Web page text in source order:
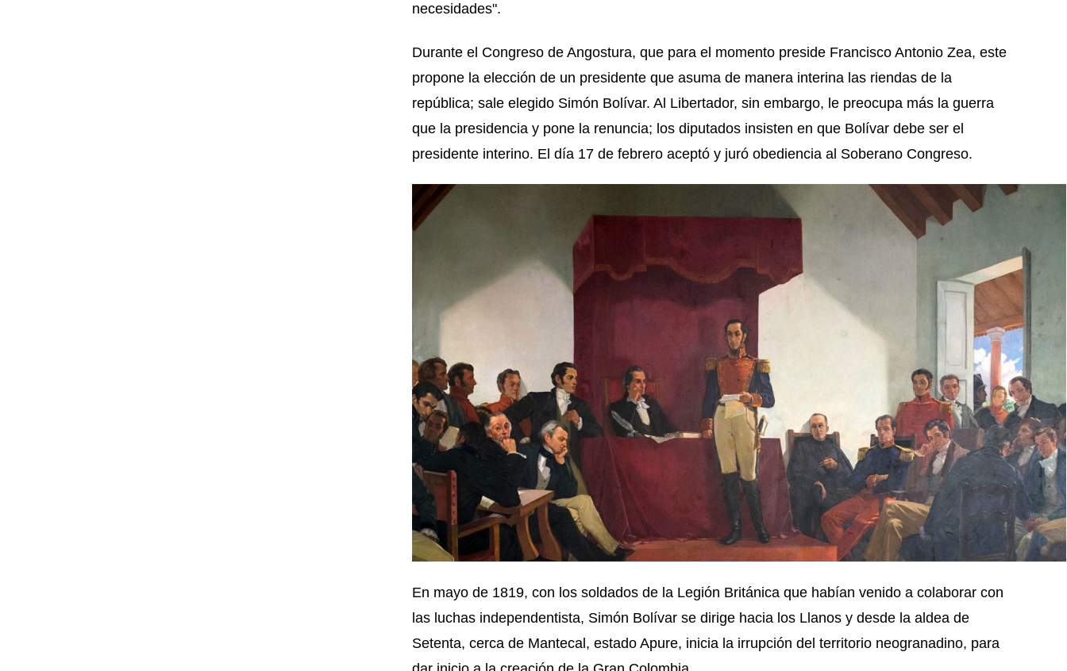
necesidades".
Durante el Congreso de Angostura, que para el momento preside Francisco Antonio Zea, este
propone la elección de un presidente que asuma de manera interina las riendas de la
república; sale elegido Simón Bolívar. Al Libertador, sin embargo, le preocupa más la guerra
que la presidencia y pone la renuncia; los diputados insisten en que Bolívar debe ser el
presidente interino. El día 17 de febrero aceptó y juró obediencia al Soberano Congreso.
En mayo de 1819, con los soldados de la Legión Británica que habían venido a colaborar con
las luchas independentista, Simón Bolívar se dirige hacia los Llanos y desde la aldea de
Setenta, cerca de Mantecal, estado Apure, inicia la irrupción del territorio neogranadino, para